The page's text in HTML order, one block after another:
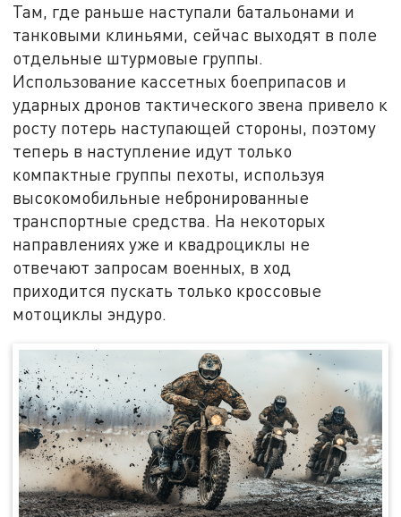
Там, где раньше наступали батальонами и
танковыми клиньями, сейчас выходят в поле
отдельные штурмовые группы.
Использование кассетных боеприпасов и
ударных дронов тактического звена привело к
росту потерь наступающей стороны, поэтому
теперь в наступление идут только
компактные группы пехоты, используя
высокомобильные небронированные
транспортные средства. На некоторых
направлениях уже и квадроциклы не
отвечают запросам военных, в ход
приходится пускать только кроссовые
мотоциклы эндуро.